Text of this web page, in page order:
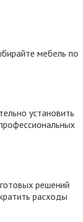
мебель по
установить
решений
расходы